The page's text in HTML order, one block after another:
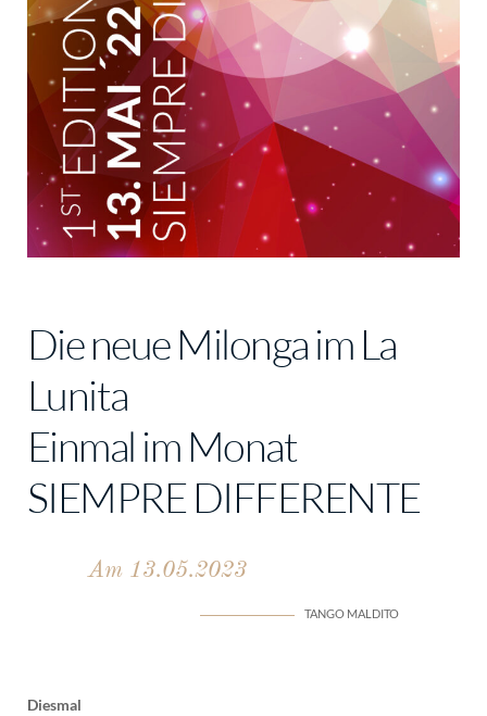
Die neue Milonga im La
Lunita
Einmal im Monat
SIEMPRE DIFFERENTE
Am 13.05.2023
TANGO MALDITO
Diesmal